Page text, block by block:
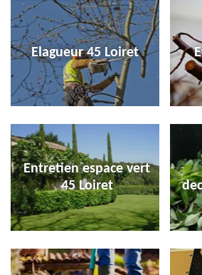
Elagueur 45 Loiret
Entretien espace vert
45 Loiret